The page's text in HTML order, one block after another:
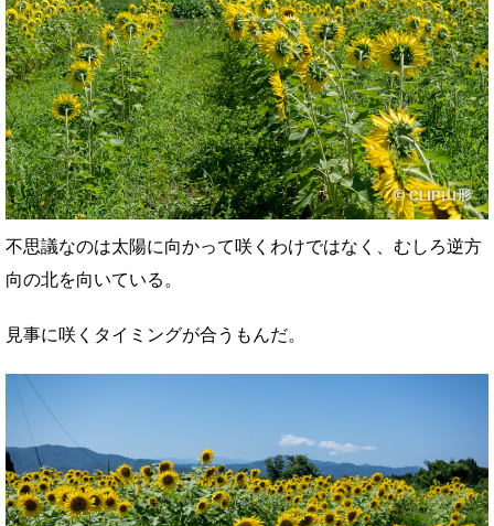
不思議なのは太陽に向かって咲くわけではなく、むしろ逆方
向の北を向いている。
見事に咲くタイミングが合うもんだ。